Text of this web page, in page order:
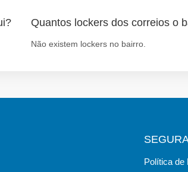
Quantos lockers dos correios o
Não existem lockers no bairro.
Política de